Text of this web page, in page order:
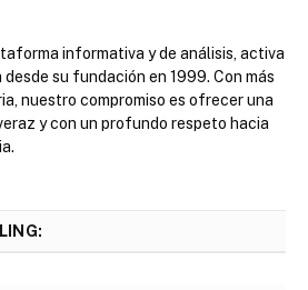
informativa y de análisis, activa
su fundación en 1999. Con más
nuestro compromiso es ofrecer una
y con un profundo respeto hacia